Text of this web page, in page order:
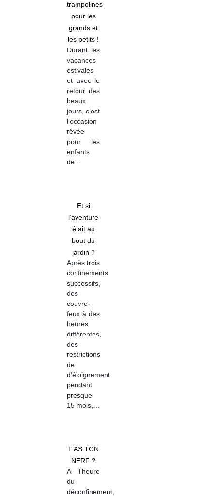
trampolines
pour les
grands et
les petits !
Durant les
vacances
estivales
et avec le
retour des
beaux
jours, c’est
l’occasion
rêvée
pour les
enfants
de…
Et si
l’aventure
était au
bout du
jardin ?
Après trois
confinements
successifs,
des
couvre-
feux à des
heures
différentes,
des
restrictions
de
d’éloignement
pendant
presque
15 mois,…
T’AS TON
NERF ?
A l’heure
du
déconfinement,